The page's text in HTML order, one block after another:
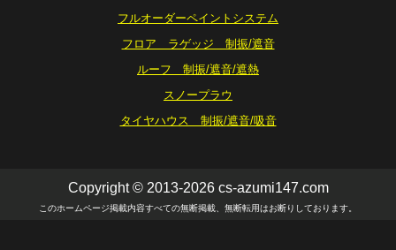
フルオーダーペイントシステム
フロア ラゲッジ 制振/遮音
ルーフ 制振/遮音/遮熱
スノープラウ
タイヤハウス 制振/遮音/吸音
Copyright © 2013-2026 cs-azumi147.com
このホームページ掲載内容すべての無断掲載、無断転用はお断りしております。